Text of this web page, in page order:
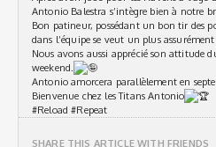
Antonio Balestra s’intègre bien à notre
Bon patineur, possédant un bon tir des
dans l’équipe se veut un plus
Nous avons aussi apprécié son attitude
weekend.
Antonio amorcera parallèlement en
Bienvenue chez les Titans Antonio
#Reload #Repeat
SHARE THIS ARTICLE WITH FRIENDS